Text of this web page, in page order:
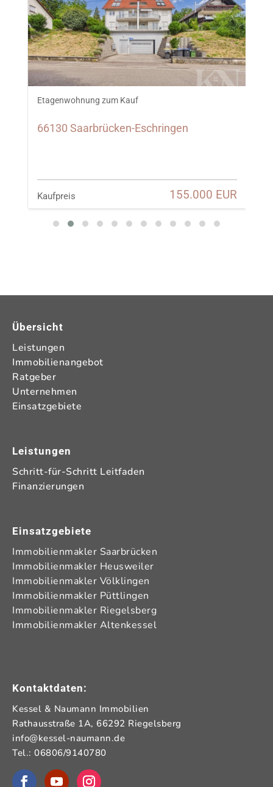
Etagenwohnung zum Kauf
66130 Saarbrücken-Eschringen
Kaufpreis 155.000 EUR
Übersicht
Leistungen
Immobilienangebot
Ratgeber
Unternehmen
Einsatzgebiete
Leistungen
Schritt-für-Schritt Leitfaden
Finanzierungen
Einsatzgebiete
Immobilienmakler Saarbrücken
Immobilienmakler Heusweiler
Immobilienmakler Völklingen
Immobilienmakler Püttlingen
Immobilienmakler Riegelsberg
Immobilienmakler Altenkessel
Kontaktdaten:
Kessel & Naumann Immobilien
Rathausstraße 1A, 66292 Riegelsberg
info@kessel-naumann.de
Tel.: 06806/9140780